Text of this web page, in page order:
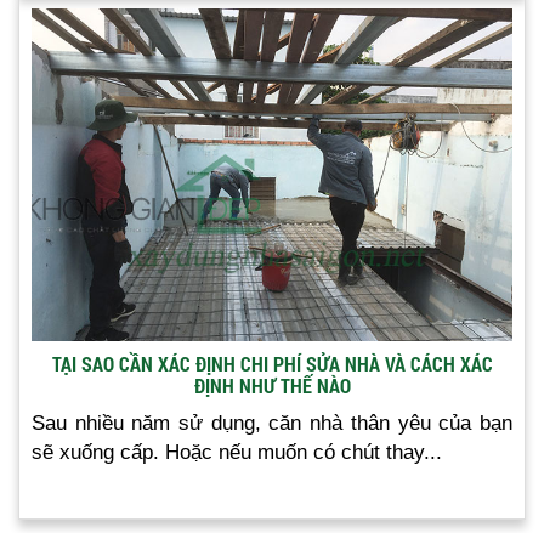
TẠI SAO CẦN XÁC ĐỊNH CHI PHÍ SỬA NHÀ VÀ CÁCH XÁC
ĐỊNH NHƯ THẾ NÀO
Sau nhiều năm sử dụng, căn nhà thân yêu của bạn
sẽ xuống cấp. Hoặc nếu muốn có chút thay...